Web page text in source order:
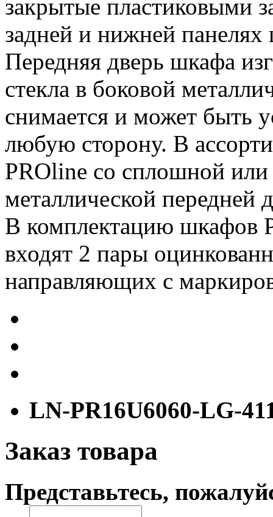
закрытые пластиковыми
задней и нижней
Передняя дверь шкафа
стекла в боковой
снимается и может быть
любую сторону. В
PROline со сплошной
металлической передней
В комплектацию шкафов
входят 2 пары
направляющих с
LN-PR16U6060-LG-
Заказ товара
Представьтесь,